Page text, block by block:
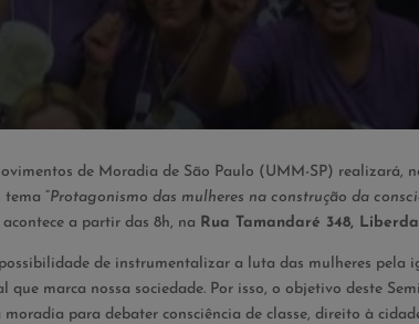
de Moradia de São Paulo (UMM-SP) realizará,
“Protagonismo das mulheres na construção da
acontece a partir das 8h, na Rua Tamandaré 348,
de instrumentalizar a luta das mulheres pela
marca nossa sociedade. Por isso, o objetivo deste
para debater consciência de classe, direito à